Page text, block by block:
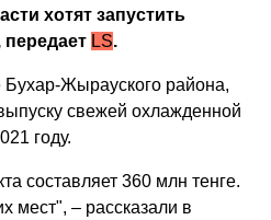
хотят запустить
LS.
Бухар-Жырауского района,
свежей охлажденной
году.
составляет 360 млн тенге.
мест", – рассказали в